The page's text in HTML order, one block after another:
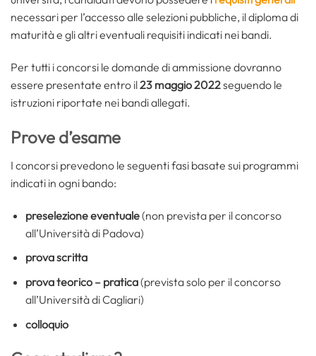
necessari per l’accesso alle selezioni pubbliche, il diploma di
maturità e gli altri eventuali requisiti indicati nei bandi.
Per tutti i concorsi le domande di ammissione dovranno
essere presentate entro il23 maggio 2022seguendo le
istruzioni riportate nei bandi allegati.
Prove d’esame
I concorsi prevedono le seguenti fasi basate sui programmi
indicati in ogni bando:
preselezione eventuale(non prevista per il concorso
all’Università di Padova)
prova scritta
prova teorico – pratica(prevista solo per il concorso
all’Università di Cagliari)
colloquio